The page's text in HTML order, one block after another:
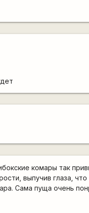
комары так
выпучив глаза,
Сама пуща очень